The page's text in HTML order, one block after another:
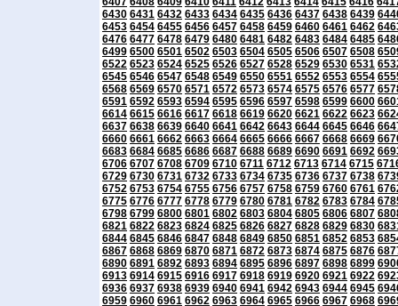
6430 6431 6432 6433 6434 6435 6436 6437 6438 6439
6453 6454 6455 6456 6457 6458 6459 6460 6461 6462
6476 6477 6478 6479 6480 6481 6482 6483 6484 6485
6499 6500 6501 6502 6503 6504 6505 6506 6507 6508
6522 6523 6524 6525 6526 6527 6528 6529 6530 6531
6545 6546 6547 6548 6549 6550 6551 6552 6553 6554
6568 6569 6570 6571 6572 6573 6574 6575 6576 6577
6591 6592 6593 6594 6595 6596 6597 6598 6599 6600
6614 6615 6616 6617 6618 6619 6620 6621 6622 6623
6637 6638 6639 6640 6641 6642 6643 6644 6645 6646
6660 6661 6662 6663 6664 6665 6666 6667 6668 6669
6683 6684 6685 6686 6687 6688 6689 6690 6691 6692
6706 6707 6708 6709 6710 6711 6712 6713 6714 6715
6729 6730 6731 6732 6733 6734 6735 6736 6737 6738
6752 6753 6754 6755 6756 6757 6758 6759 6760 6761
6775 6776 6777 6778 6779 6780 6781 6782 6783 6784
6798 6799 6800 6801 6802 6803 6804 6805 6806 6807
6821 6822 6823 6824 6825 6826 6827 6828 6829 6830
6844 6845 6846 6847 6848 6849 6850 6851 6852 6853
6867 6868 6869 6870 6871 6872 6873 6874 6875 6876
6890 6891 6892 6893 6894 6895 6896 6897 6898 6899
6913 6914 6915 6916 6917 6918 6919 6920 6921 6922
6936 6937 6938 6939 6940 6941 6942 6943 6944 6945
6959 6960 6961 6962 6963 6964 6965 6966 6967 6968